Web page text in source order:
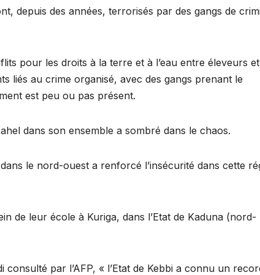
depuis des années, terrorisés par des gangs de
pour les droits à la terre et à l’eau entre éleveurs et
liés au crime organisé, avec des gangs prenant le
est peu ou pas présent.
dans son ensemble a sombré dans le chaos.
le nord-ouest a renforcé l’insécurité dans cette
de leur école à Kuriga, dans l’Etat de Kaduna (nord-
par l’AFP, « l’Etat de Kebbi a connu un